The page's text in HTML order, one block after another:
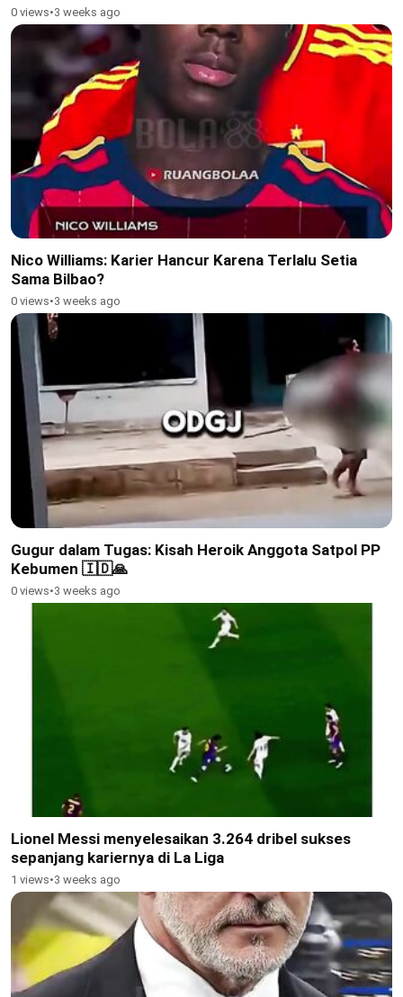
0 views•3 weeks ago
Nico Williams: Karier Hancur Karena Terlalu Setia
Sama Bilbao?
0 views•3 weeks ago
Gugur dalam Tugas: Kisah Heroik Anggota Satpol PP
Kebumen 🇮🇩🙏
0 views•3 weeks ago
Lionel Messi menyelesaikan 3.264 dribel sukses
sepanjang kariernya di La Liga
1 views•3 weeks ago